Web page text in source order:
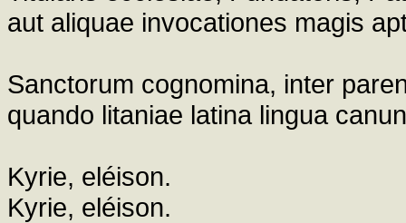
aut aliquae invocationes magis
Sanctorum cognomina, inter
quando litaniae latina lingua
Kyrie, eléison.
Kyrie, eléison.